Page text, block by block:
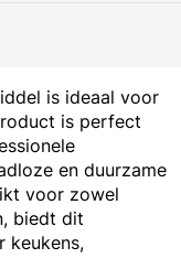
is ideaal voor
is perfect
en duurzame
voor zowel
biedt dit
keukens,